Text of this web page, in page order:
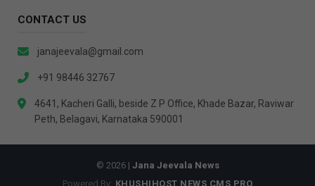
CONTACT US
janajeevala@gmail.com
+91 98446 32767
4641, Kacheri Galli, beside Z P Office, Khade Bazar, Raviwar
Peth, Belagavi, Karnataka 590001
© 2026 | Jana Jeevala News
Powered By: KHUSHIHOST NEWS CMS PRO